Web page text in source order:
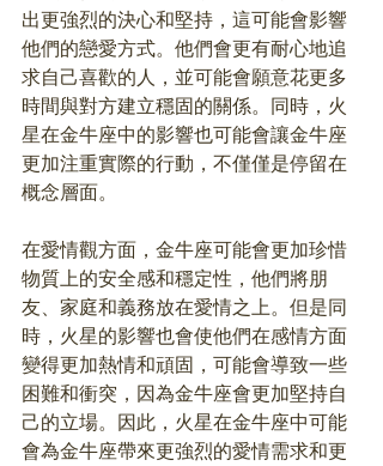
出更強烈的決心和堅持，這可能會影響
他們的戀愛方式。他們會更有耐心地追
求自己喜歡的人，並可能會願意花更多
時間與對方建立穩固的關係。同時，火
星在金牛座中的影響也可能會讓金牛座
更加注重實際的行動，不僅僅是停留在
概念層面。
在愛情觀方面，金牛座可能會更加珍惜
物質上的安全感和穩定性，他們將朋
友、家庭和義務放在愛情之上。但是同
時，火星的影響也會使他們在感情方面
變得更加熱情和頑固，可能會導致一些
困難和衝突，因為金牛座會更加堅持自
己的立場。因此，火星在金牛座中可能
會為金牛座帶來更強烈的愛情需求和更